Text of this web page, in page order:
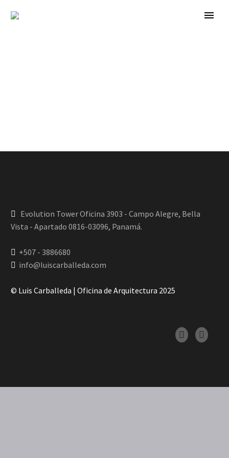
Evolution Tower Oficina 3903 - Campo Alegre, Bella
Vista - Apartado 0816-03096, Panamá.
+507 - 3886680
info@luiscarballeda.com
© Luis Carballeda | Oficina de Arquitectura 2025